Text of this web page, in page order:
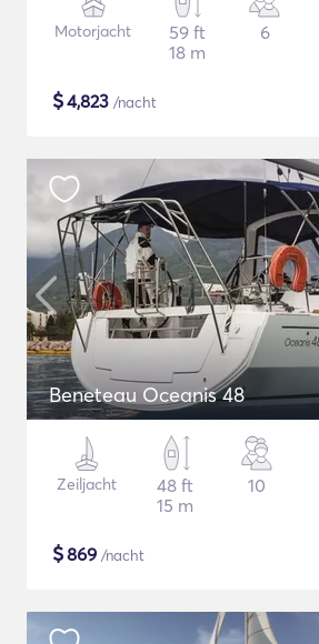
Motorjacht
59 ft
18 m
6
$4,823 /nacht
Beneteau Oceanis 48
Zeiljacht
48 ft
15 m
10
$869 /nacht